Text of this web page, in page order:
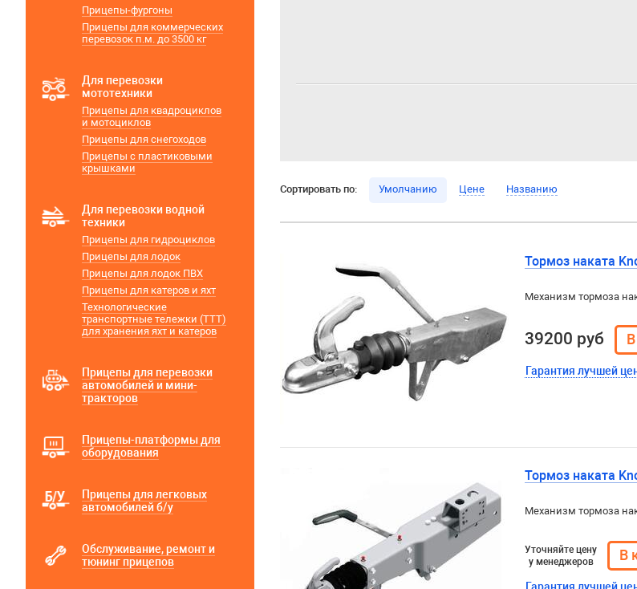
Сортировать по: Умолчанию Цене Названию
Тормоз наката
Механизм тормоза
39200 руб
Гарантия лучшей
Тормоз наката
Механизм тормоза
Уточняйте цену
у менеджеров
Прицепы-фургоны
Прицепы для коммерческих
перевозок п.м. до 3500 кг
Для перевозки
мототехники
Прицепы для квадроциклов
и мотоциклов
Прицепы для снегоходов
Прицепы с пластиковыми
крышками
Для перевозки водной
техники
Прицепы для гидроциклов
Прицепы для лодок
Прицепы для лодок ПВХ
Прицепы для катеров и яхт
Технологические
транспортные тележки (ТТТ)
для хранения яхт и катеров
Прицепы для перевозки
автомобилей и мини-
тракторов
Прицепы-платформы для
оборудования
Прицепы для легковых
автомобилей б/у
Обслуживание, ремонт и
тюнинг прицепов